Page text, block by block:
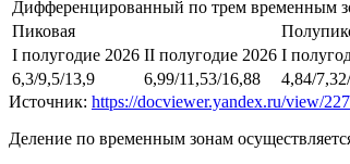
Дифференцированный по трем временным
Пиковая
I полугодие 2026 II полугодие 2026 I
6,3/9,5/13,9
6,99/11,53/16,88 4,84/
Источник: https://docviewer.yandex.ru/view/
Деление по временным зонам